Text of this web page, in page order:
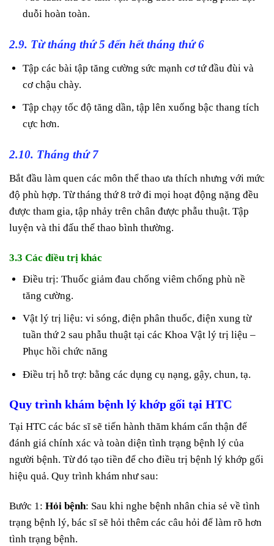
duỗi hoàn toàn.
2.9. Từ tháng thứ 5 đến hết tháng thứ 6
Tập các bài tập tăng cường sức mạnh cơ tứ đầu đùi và
cơ chậu chày.
Tập chạy tốc độ tăng dần, tập lên xuống bậc thang tích
cực hơn.
2.10. Tháng thứ 7
Bắt đầu làm quen các môn thể thao ưa thích nhưng với mức
độ phù hợp. Từ tháng thứ 8 trở đi mọi hoạt động nặng đều
được tham gia, tập nhảy trên chân được phẫu thuật. Tập
luyện và thi đấu thể thao bình thường.
3.3 Các điều trị khác
Điều trị: Thuốc giảm đau chống viêm chống phù nề
tăng cường.
Vật lý trị liệu: vi sóng, điện phân thuốc, điện xung từ
tuần thứ 2 sau phẫu thuật tại các Khoa Vật lý trị liệu –
Phục hồi chức năng
Điều trị hỗ trợ: bằng các dụng cụ nạng, gậy, chun, tạ.
Quy trình khám bệnh lý khớp gối tại HTC
Tại HTC các bác sĩ sẽ tiến hành thăm khám cẩn thận để
đánh giá chính xác và toàn diện tình trạng bệnh lý của
người bệnh. Từ đó tạo tiền để cho điều trị bệnh lý khớp gối
hiệu quả. Quy trình khám như sau:
Bước 1: Hỏi bệnh: Sau khi nghe bệnh nhân chia sẻ về tình
trạng bệnh lý, bác sĩ sẽ hỏi thêm các câu hỏi để làm rõ hơn
tình trạng bệnh.